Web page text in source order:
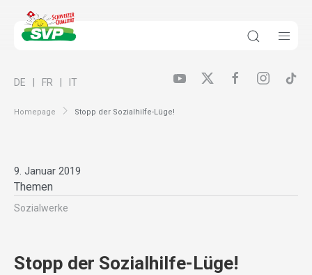
Homepage Stopp der Sozialhilfe-Lüge!
DE FR IT
9. Januar 2019
Themen
Sozialwerke
Stopp der Sozialhilfe-Lüge!